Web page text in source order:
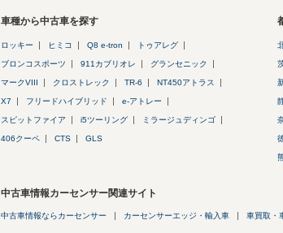
車種から中古車を探す
ロッキー ヒミコ Q8 e-tron トゥアレグ
ブロンコスポーツ 911カブリオレ グランセニック
マークVIII クロストレック TR-6 NT450アトラス
X7 フリードハイブリッド e-アトレー
スピットファイア i5ツーリング ミラージュディンゴ
406クーペ CTS GLS
中古車情報カーセンサー関連サイト
中古車情報ならカーセンサー カーセンサーエッジ・輸入車 車買取・